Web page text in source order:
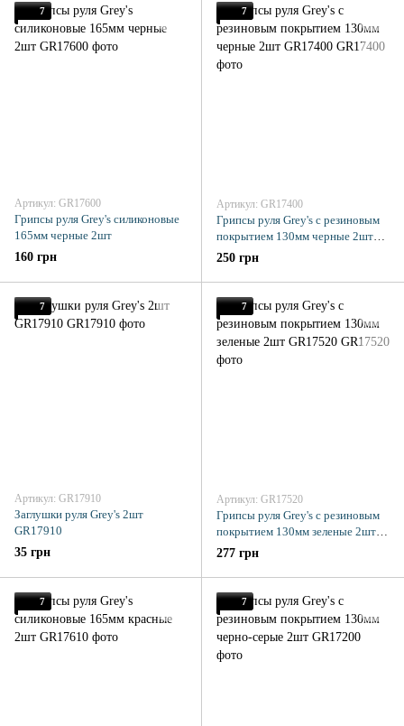
7
Артикул: GR17600
Грипсы руля Grey's силиконовые
165мм черные 2шт
160 грн
7
Артикул: GR17400
Грипсы руля Grey's с резиновым
покрытием 130мм черные 2шт
GR17400
250 грн
7
Артикул: GR17910
Заглушки руля Grey's 2шт
GR17910
35 грн
7
Артикул: GR17520
Грипсы руля Grey's с резиновым
покрытием 130мм зеленые 2шт
GR17520
277 грн
7 7